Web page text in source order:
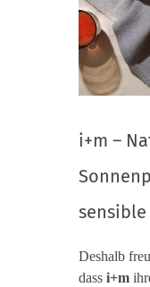
i+m –
Deshalb
dass i+m